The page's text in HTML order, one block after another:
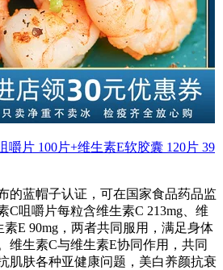
嚼片 100片+维生素E软胶囊 120片 39
的蓝帽子认证，可在国家食品药品监
C咀嚼片每粒含维生素C 213mg、维
E 90mg，两者共同服用，满足身体
维生素C与维生素E协同作用，共同
肌肤各种亚健康问题，美白养颜抗衰